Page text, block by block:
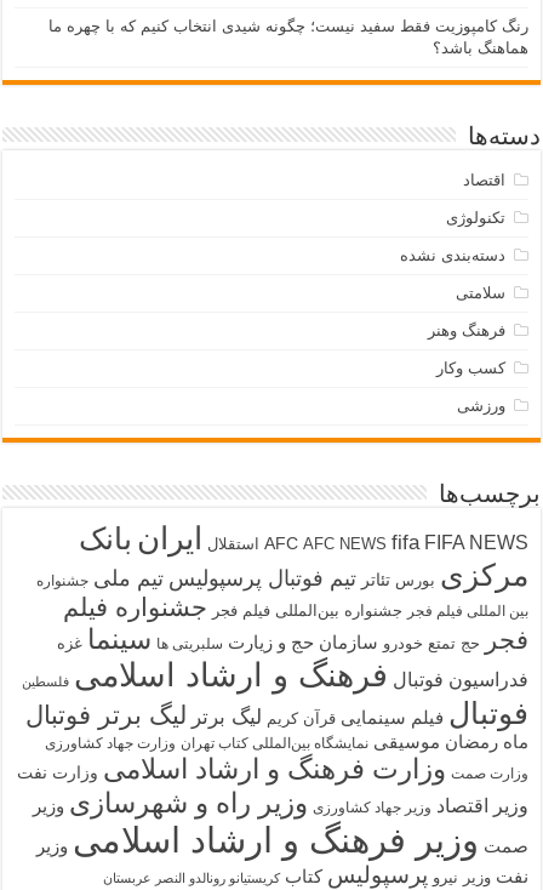
کامپوزیت فقط سفید نیست؛ چگونه شیدی انتخاب کنیم که با چهره ما
باشد؟
اقتصاد
تکنولوژی
دسته‌بندی نشده
سلامتی
فرهنگ وهنر
کسب وکار
ورزشی
AFC AFC NEWS fifa FIFA استقلال ایران بانک
بورس تئاتر تیم فوتبال پرسپولیس تیم ملی جشنواره
المللی فیلم فجر جشنواره بین‌المللی فیلم فجر جشنواره فیلم
حج تمتع خودرو سازمان حج و زیارت سلبریتی ها سینما غزه
فوتبال فرهنگ و ارشاد اسلامی فلسطین
فیلم سینمایی قرآن کریم لیگ برتر لیگ برتر فوتبال
رمضان موسیقی نمایشگاه بین‌المللی کتاب تهران وزارت جهاد کشاورزی
صمت وزارت فرهنگ و ارشاد اسلامی وزارت نفت
اقتصاد وزیر جهاد کشاورزی وزیر راه و شهرسازی وزیر
وزیر فرهنگ و ارشاد اسلامی
وزیر
وزیر نیرو پرسپولیس کتاب کریستیانو رونالدو النصر عربستان